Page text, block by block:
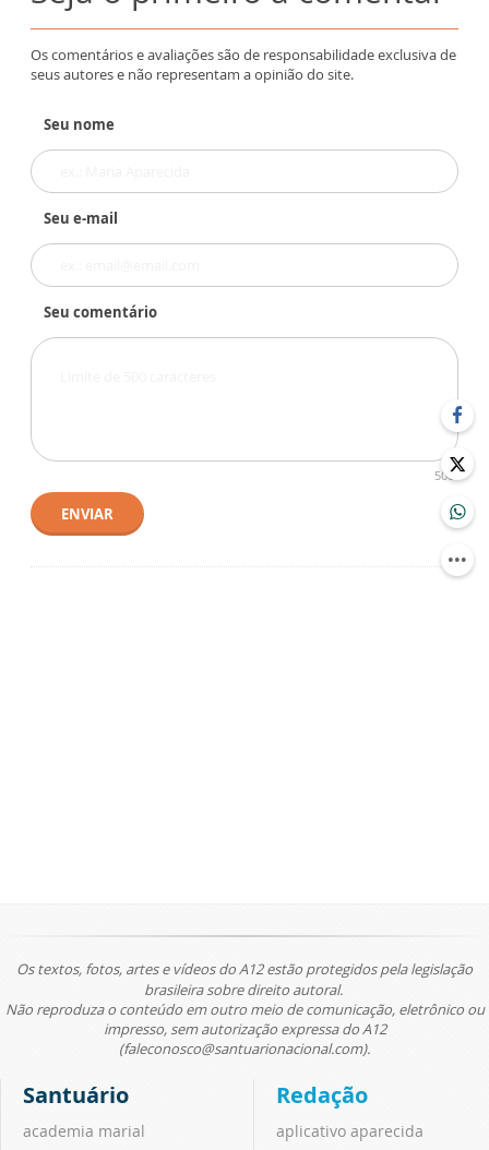
Os comentários e avaliações são de responsabilidade exclusiva de
seus autores e não representam a opinião do site.
Seu nome
Seu e-mail
Seu comentário
500
ENVIAR
Os textos, fotos, artes e vídeos do A12 estão protegidos pela legislação
brasileira sobre direito autoral.
Não reproduza o conteúdo em outro meio de comunicação, eletrônico ou
impresso, sem autorização expressa do A12
(faleconosco@santuarionacional.com).
Santuário
academia marial
Redação
aplicativo aparecida